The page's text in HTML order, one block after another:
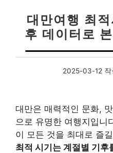
대만여행 최
후 데이터로
2025-03-12 작
대만은 매력적인 문화,
으로 유명한 여행지입니
이 모든 것을 최대로 즐
최적 시기는 계절별 기후